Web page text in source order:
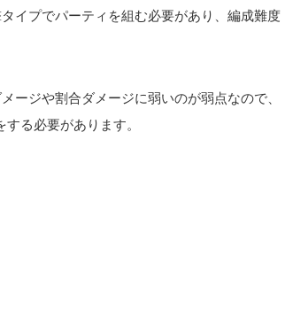
イプでパーティを組む必要があり、編成難度
ージや割合ダメージに弱いのが弱点なので、
る必要があります。